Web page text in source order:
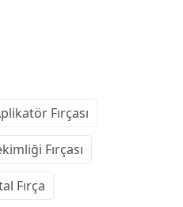
Fırçası
Fırçası
Fırça